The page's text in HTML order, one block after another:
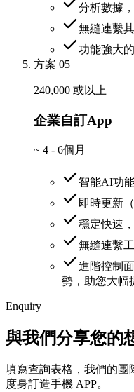
分析數據
無縫連繫
功能強大
方案 05
240,000 或以上
企業自訂App
~ 4 - 6個月
智能AI功
即時更新
穩定快速
無縫連繫
進階控制
勢，助您大幅
Enquiry
與我們分享您的
填寫查詢表格，我們的團
度身訂造手機 APP。